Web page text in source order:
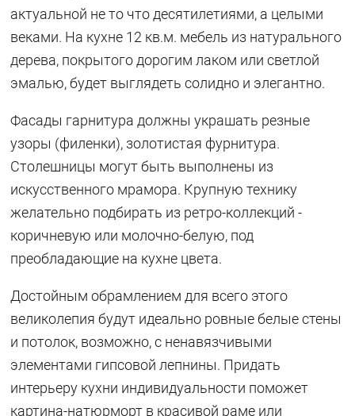
актуальной не то что десятилетиями, а целыми
веками. На кухне 12 кв.м. мебель из натурального
дерева, покрытого дорогим лаком или светлой
эмалью, будет выглядеть солидно и элегантно.
Фасады гарнитура должны украшать резные
узоры (филенки), золотистая фурнитура.
Столешницы могут быть выполнены из
искусственного мрамора. Крупную технику
желательно подбирать из ретро-коллекций -
коричневую или молочно-белую, под
преобладающие на кухне цвета.
Достойным обрамлением для всего этого
великолепия будут идеально ровные белые стены
и потолок, возможно, с ненавязчивыми
элементами гипсовой лепнины. Придать
интерьеру кухни индивидуальности поможет
картина-натюрморт в красивой раме или